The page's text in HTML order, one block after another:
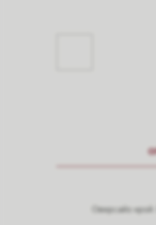
Оверсайз